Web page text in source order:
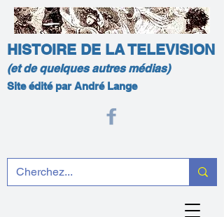
HISTOIRE DE LA TELEVISION
(et de quelques autres médias)
Site édité par André Lange